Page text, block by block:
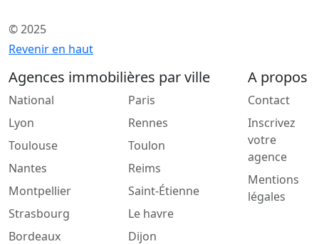
© 2025
Revenir en haut
Agences immobilières par ville
National
Lyon
Toulouse
Nantes
Montpellier
Strasbourg
Bordeaux
Paris
Rennes
Toulon
Reims
Saint-Étienne
Le havre
Dijon
A propos
Contact
Inscrivez
votre
agence
Mentions
légales